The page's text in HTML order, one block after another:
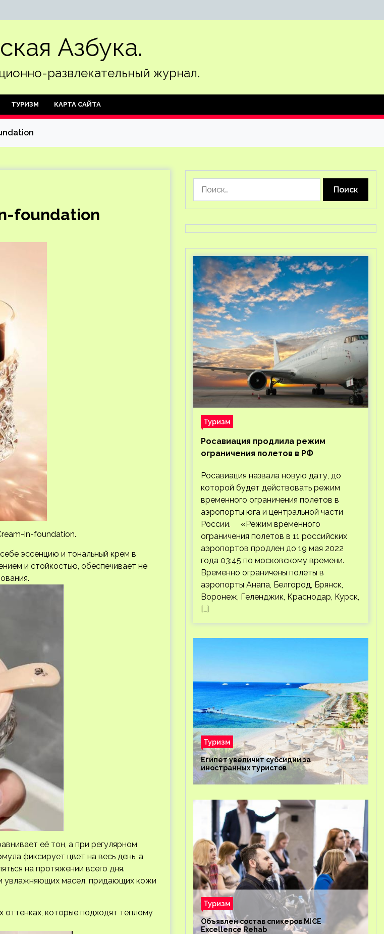
Азбука.
развлекательный журнал.
ТУРИЗМ КАРТА САЙТА
foundation
in-foundation.
эссенцию и тональный крем в
и стойкостью, обеспечивает не
её тон, а при регулярном
фиксирует цвет на весь день, а
на протяжении всего дня.
увлажняющих масел, придающих кожи
которые подходят теплому
Туризм
Росавиация продлила режим
ограничения полетов в РФ
Росавиация назвала новую дату, до
которой будет действовать режим
временного ограничения полетов в
аэропорты юга и центральной части
России. «Режим временного
ограничения полетов в 11 российских
аэропортов продлен до 19 мая 2022
года 03:45 по московскому времени.
Временно ограничены полеты в
аэропорты Анапа, Белгород, Брянск,
Воронеж, Геленджик, Краснодар, Курск,
[…]
Туризм
Египет увеличит субсидии за
иностранных туристов
Туризм
Объявлен состав спикеров MICE
Excellence Rehab